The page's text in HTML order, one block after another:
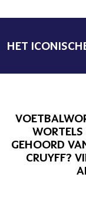
HET
GEHOORD
CRUYFF?